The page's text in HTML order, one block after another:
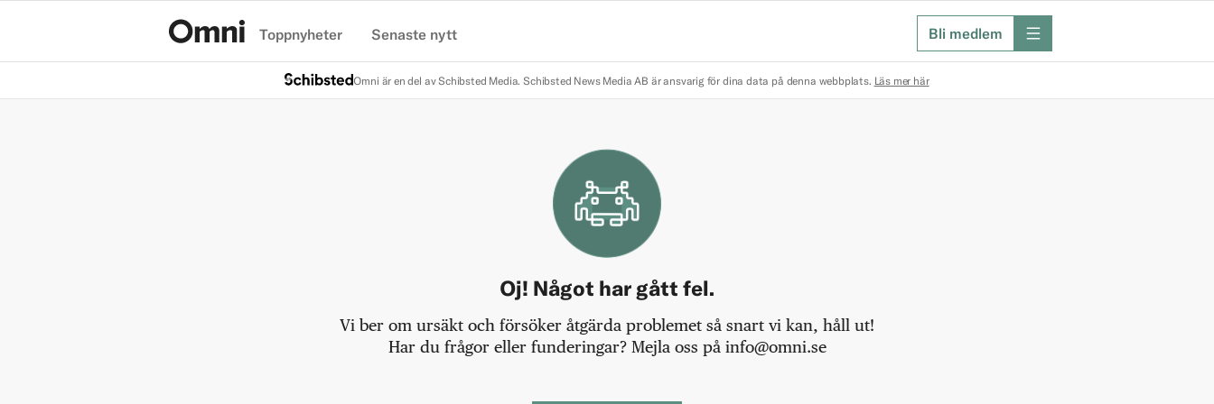
Toppnyheter Senaste nytt Bli medlem meny
Omni är en del av Schibsted Media. Schibsted News Media AB är ansvarig för dina data på denna webbplats. Läs mer här
Oj! Något har gått fel.
Vi ber om ursäkt och försöker åtgärda problemet så snart vi kan, håll ut!
Har du frågor eller funderingar? Mejla oss på info@omni.se